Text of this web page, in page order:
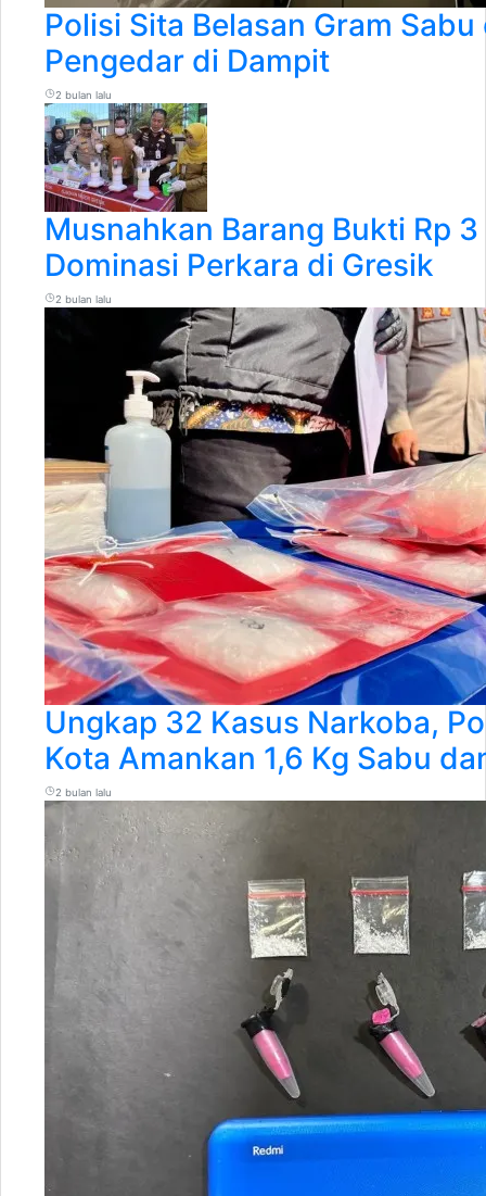
Polisi Sita Belasan Gram
Pengedar di Dampit
2 bulan lalu
Musnahkan Barang Bukti Rp
Dominasi Perkara di Gresik
2 bulan lalu
Ungkap 32 Kasus Narkoba,
Kota Amankan 1,6 Kg Sabu
2 bulan lalu